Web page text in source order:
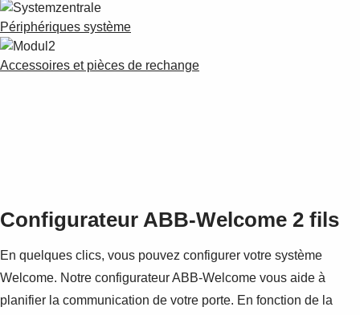
Périphériques système
Accessoires et pièces de rechange
Configurateur ABB-Welcome 2 fils
En quelques clics, vous pouvez configurer votre système
Welcome. Notre configurateur ABB-Welcome vous aide à
planifier la communication de votre porte. En fonction de la